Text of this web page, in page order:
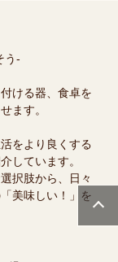
う-
ける器、食卓を
ます。
をより良くする
しています。
択肢から、日々
美味しい！」を